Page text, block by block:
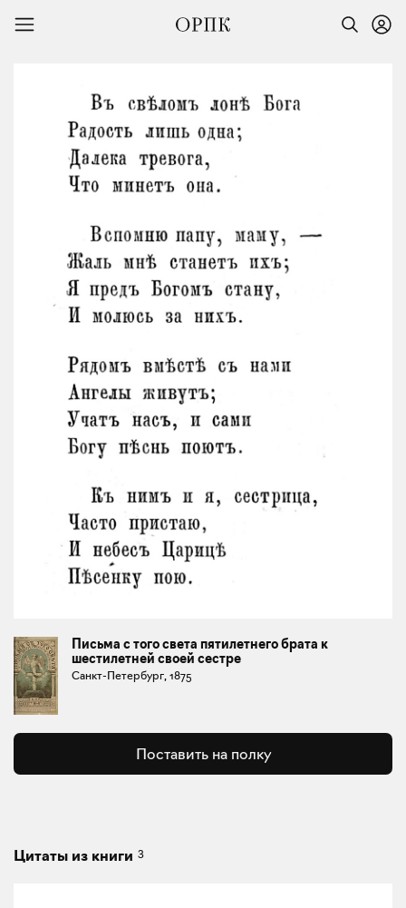
Письма с того света пятилетнего брата к
шестилетней своей сестре
Санкт-Петербург, 1875
Поставить на полку
Цитаты из книги 3